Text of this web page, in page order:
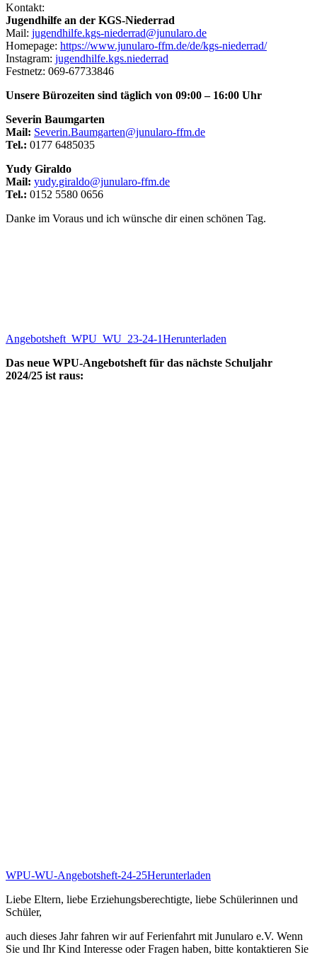
Kontakt:
Jugendhilfe an der KGS-Niederrad
Mail: jugendhilfe.kgs-niederrad@junularo.de
Homepage: https://www.junularo-ffm.de/de/kgs-niederrad/
Instagram: jugendhilfe.kgs.niederrad
Festnetz: 069-67733846
Unsere Bürozeiten sind täglich von 09:00 – 16:00 Uhr
Severin Baumgarten
Mail: Severin.Baumgarten@junularo-ffm.de
Tel.: 0177 6485035
Yudy Giraldo
Mail: yudy.giraldo@junularo-ffm.de
Tel.: 0152 5580 0656
Danke im Voraus und ich wünsche dir einen schönen Tag.
Angebotsheft_WPU_WU_23-24-1Herunterladen
Das neue WPU-Angebotsheft für das nächste Schuljahr
2024/25 ist raus:
WPU-WU-Angebotsheft-24-25Herunterladen
Liebe Eltern, liebe Erziehungsberechtigte, liebe Schülerinnen und
Schüler,
auch dieses Jahr fahren wir auf Ferienfahrt mit Junularo e.V. Wenn
Sie und Ihr Kind Interesse oder Fragen haben, bitte kontaktieren Sie